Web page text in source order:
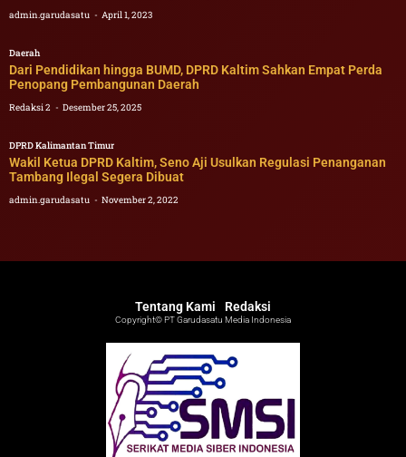
admin.garudasatu April 1, 2023
Daerah
Dari Pendidikan hingga BUMD, DPRD Kaltim Sahkan Empat Perda
Penopang Pembangunan Daerah
Redaksi 2 Desember 25, 2025
DPRD Kalimantan Timur
Wakil Ketua DPRD Kaltim, Seno Aji Usulkan Regulasi Penanganan
Tambang Ilegal Segera Dibuat
admin.garudasatu November 2, 2022
Tentang Kami Redaksi
Copyright© PT Garudasatu Media Indonesia